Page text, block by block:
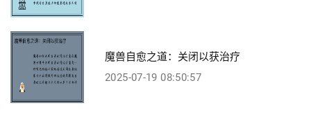
魔兽自愈之道：关闭以获治疗
2025-07-19 08:50:57